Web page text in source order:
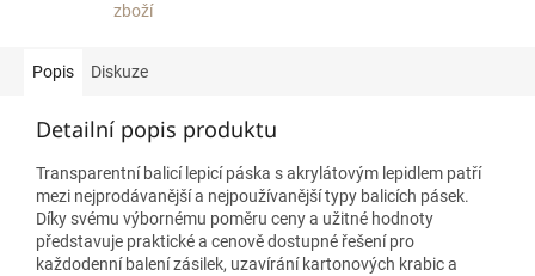
zboží
Popis Diskuze
Detailní popis produktu
Transparentní balicí lepicí páska s akrylátovým lepidlem patří
mezi nejprodávanější a nejpoužívanější typy balicích pásek.
Díky svému výbornému poměru ceny a užitné hodnoty
představuje praktické a cenově dostupné řešení pro
každodenní balení zásilek, uzavírání kartonových krabic a